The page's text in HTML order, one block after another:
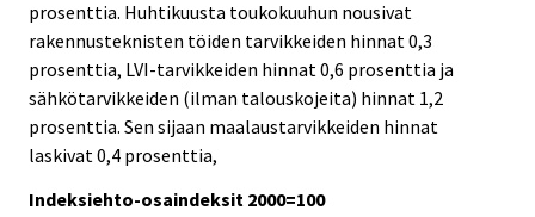
prosenttia. Huhtikuusta toukokuuhun nousivat
rakennusteknisten töiden tarvikkeiden hinnat 0,3
prosenttia, LVI-tarvikkeiden hinnat 0,6 prosenttia ja
sähkötarvikkeiden (ilman talouskojeita) hinnat 1,2
prosenttia. Sen sijaan maalaustarvikkeiden hinnat
laskivat 0,4 prosenttia,
Indeksiehto-osaindeksit 2000=100